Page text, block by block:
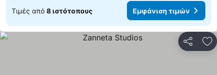
Τιμές από 8 ιστότοπους Εμφάνιση τιμών